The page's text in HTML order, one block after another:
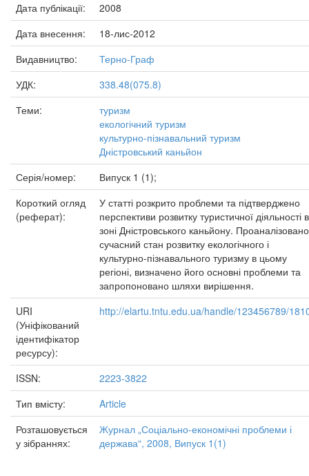
Дата публікації:
2008
Дата внесення:
18-лис-2012
Видавництво:
Терно-Граф
УДК:
338.48(075.8)
Теми:
туризм
екологічний туризм
культурно-пізнавальний туризм
Дністровський каньйон
Серія/номер:
Випуск 1 (1);
Короткий огляд
(реферат):
У статті розкрито проблеми та підтверджено
перспективи розвитку туристичної діяльності в
зоні Дністровського каньйону. Проаналізовано
сучасний стан розвитку екологічного і
культурно-пізнавального туризму в цьому
регіоні, визначено його основні проблеми та
запропоновано шляхи вирішення.
URI
(Уніфікований
ідентифікатор
ресурсу):
http://elartu.tntu.edu.ua/handle/123456789/
ISSN:
2223-3822
Тип вмісту:
Article
Розташовується
у зібраннях:
Журнал „Соціально-економічні проблеми і
держава“, 2008, Випуск 1(1)